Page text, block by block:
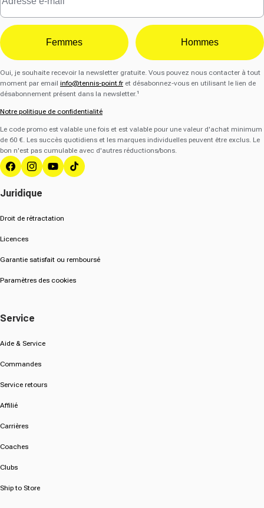
Femmes Hommes
Oui, je souhaite recevoir la newsletter gratuite. Vous pouvez nous contacter à tout
moment par email info@tennis-point.fr et désabonnez-vous en utilisant le lien de
désabonnement présent dans la newsletter.¹
Notre politique de confidentialité
Le code promo est valable une fois et est valable pour une valeur d'achat minimum
de 60 €. Les succès quotidiens et les marques individuelles peuvent être exclus. Le
bon n'est pas cumulable avec d'autres réductions/bons.
FacebookInstagram
YouTubeTik Tok
Juridique
Droit de rétractation
Licences
Garantie satisfait ou remboursé
Paramètres des cookies
Service
Aide & Service
Commandes
Service retours
Affilié
Carrières
Coaches
Clubs
Ship to Store